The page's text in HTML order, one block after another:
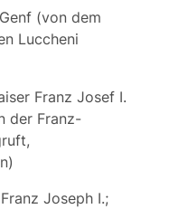
(von dem
Luccheni
Franz Josef I.
der Franz-
Franz Joseph I.;